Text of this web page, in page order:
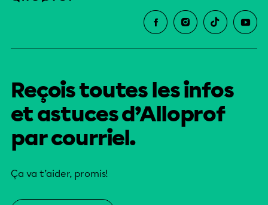
Reçois toutes les infos
et astuces d’Alloprof
par courriel.
Ça va t’aider, promis!